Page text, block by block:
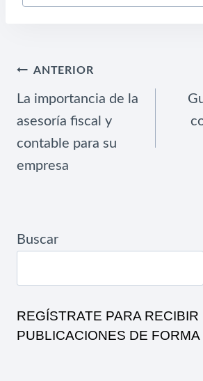
NAVEGACIÓN
ENTRADAS
ANTERIOR
La importancia de la
asesoría fiscal y
contable para su
empresa
Buscar
REGÍSTRATE PARA
PUBLICACIONES DE FORMA